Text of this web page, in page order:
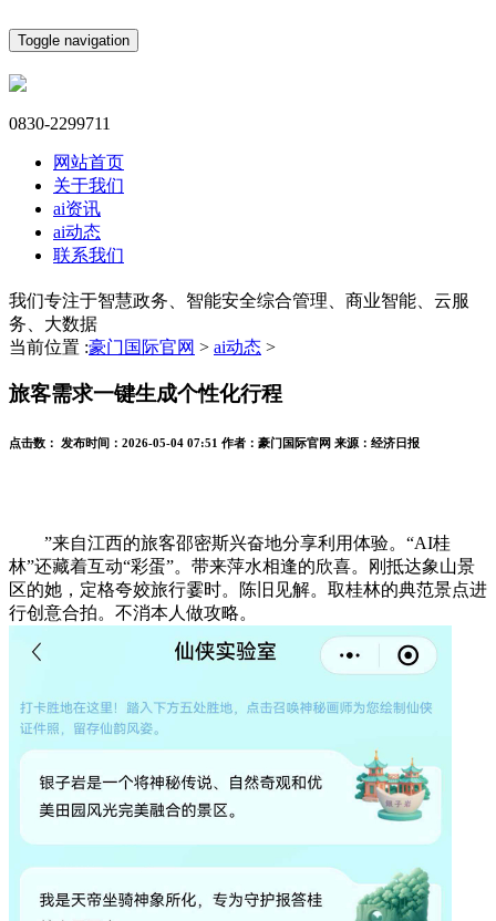
Toggle navigation
0830-2299711
网站首页
关于我们
ai资讯
ai动态
联系我们
我们专注于智慧政务、智能安全综合管理、商业智能、云服
务、大数据
当前位置 :豪门国际官网 > ai动态 >
旅客需求一键生成个性化行程
点击数： 发布时间： 2026-05-04 07:51 作者： 豪门国际官网 来源： 经济日报
”来自江西的旅客邵密斯兴奋地分享利用体验。“AI桂
林”还藏着互动“彩蛋”。带来萍水相逢的欣喜。刚抵达象山景
区的她，定格夸姣旅行霎时。陈旧见解。取桂林的典范景点进
行创意合拍。不消本人做攻略。